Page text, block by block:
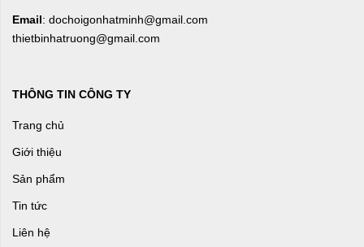
Email: dochoigonhatminh@gmail.com
thietbinhatruong@gmail.com
THÔNG TIN CÔNG TY
Trang chủ
Giới thiệu
Sản phẩm
Tin tức
Liên hệ